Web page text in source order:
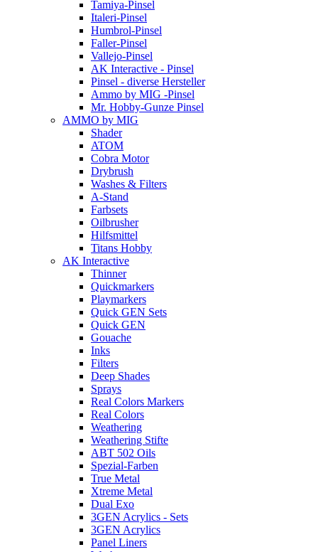
Tamiya-Pinsel
Italeri-Pinsel
Humbrol-Pinsel
Faller-Pinsel
Vallejo-Pinsel
AK Interactive - Pinsel
Pinsel - diverse Hersteller
Ammo by MIG -Pinsel
Mr. Hobby-Gunze Pinsel
AMMO by MIG
Shader
ATOM
Cobra Motor
Drybrush
Washes & Filters
A-Stand
Farbsets
Oilbrusher
Hilfsmittel
Titans Hobby
AK Interactive
Thinner
Quickmarkers
Playmarkers
Quick GEN Sets
Quick GEN
Gouache
Inks
Filters
Deep Shades
Sprays
Real Colors Markers
Real Colors
Weathering
Weathering Stifte
ABT 502 Oils
Spezial-Farben
True Metal
Xtreme Metal
Dual Exo
3GEN Acrylics - Sets
3GEN Acrylics
Panel Liners